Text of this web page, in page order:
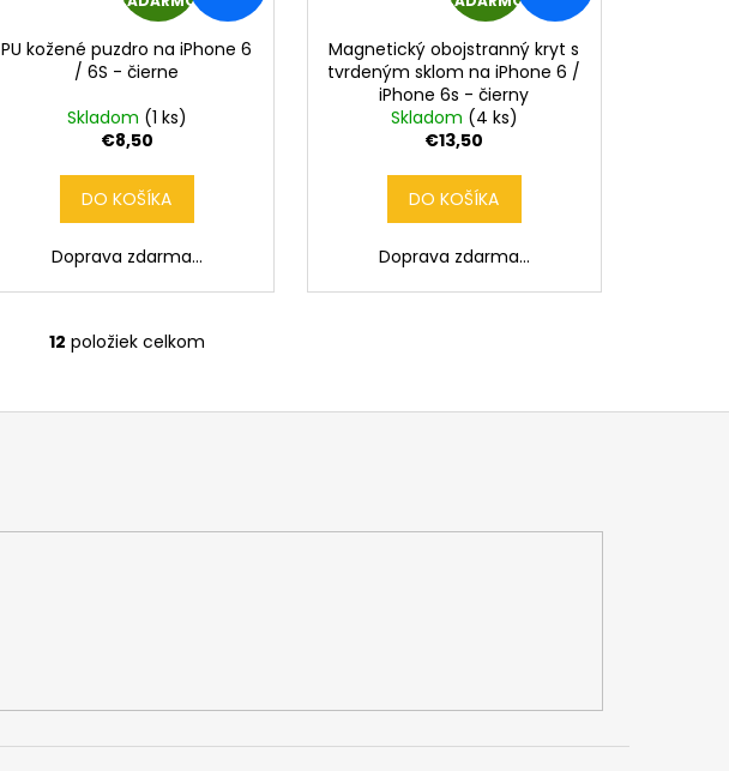
A
A
R
M
O
PU kožené puzdro na iPhone 6
/ 6S - čierne
Skladom (1 ks)
€8,50
DO KOŠÍKA
Doprava zdarma...
A
D
A
R
M
O
Magnetický obojstranný kryt s
tvrdeným sklom na iPhone 6 /
iPhone 6s - čierny
Skladom (4 ks)
€13,50
DO KOŠÍKA
Doprava zdarma...
O
l
i
ý
12 položiek celkom